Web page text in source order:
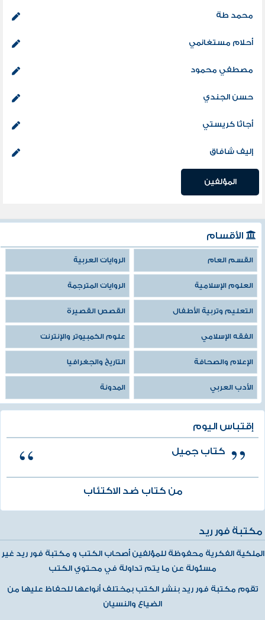
محمد طة
أحلام مستغانمي
مصطفي محمود
حسن الجندي
أجاثا كريستي
إليف شافاق
المؤلفين
الأقسام
القسم العام الروايات العربية
العلوم الإسلامية الروايات المترجمة
التعليم وتربية الأطفال القصص القصيرة
الفقه الإسلامي علوم الكمبيوتر والإنترنت
الإعلام والصحافة التاريخ والجغرافيا
الأدب العربي المدونة
إقتباس اليوم
كتاب جميل
من كتاب ضد الاكتئاب
مكتبة فور ريد
الملكية الفكرية محفوظة للمؤلفين أصحاب الكتب و مكتبة فور ريد غير
مسئولة عن ما يتم تداولة في محتوي الكتب
تقوم مكتبة فور ريد بنشر الكتب بمختلف أنواعها للحفاظ عليها من
الضياع والنسيان